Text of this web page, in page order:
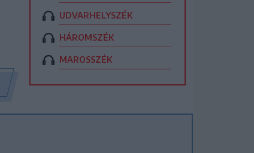
UDVARHELYSZÉK
HÁROMSZÉK
MAROSSZÉK